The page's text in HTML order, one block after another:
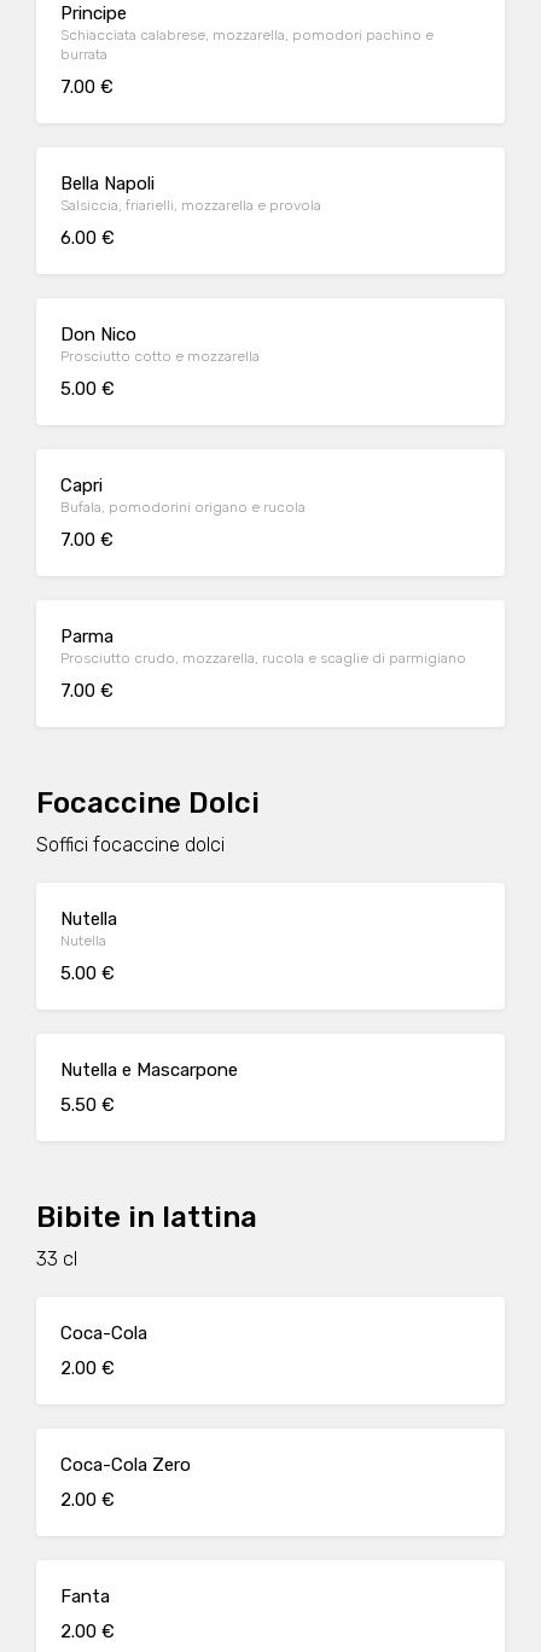
Principe
Schiacciata calabrese, mozzarella, pomodori pachino e
burrata
7.00 €
Bella Napoli
Salsiccia, friarielli, mozzarella e provola
6.00 €
Don Nico
Prosciutto cotto e mozzarella
5.00 €
Capri
Bufala, pomodorini origano e rucola
7.00 €
Parma
Prosciutto crudo, mozzarella, rucola e scaglie di parmigiano
7.00 €
Focaccine Dolci
Soffici focaccine dolci
Nutella
Nutella
5.00 €
Nutella e Mascarpone
5.50 €
Bibite in lattina
33 cl
Coca-Cola
2.00 €
Coca-Cola Zero
2.00 €
Fanta
2.00 €